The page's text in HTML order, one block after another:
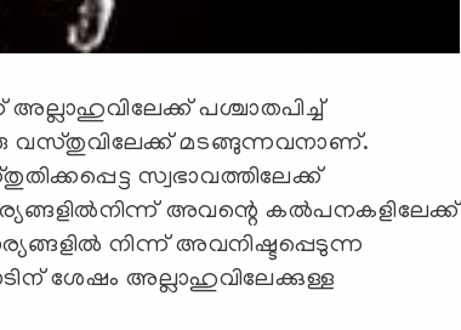
പശ്ചാതപിച്ച്
വസ്തുവിലേക്ക് മടങ്ങുന്നവനാണ്.
സ്വഭാവത്തിലേക്ക്
അവന്റെ കല്‍പനകളിലേക്ക്
നിന്ന് അവനിഷ്ടപ്പെടുന്ന
ശേഷം അല്ലാഹുവിലേക്കുള്ള